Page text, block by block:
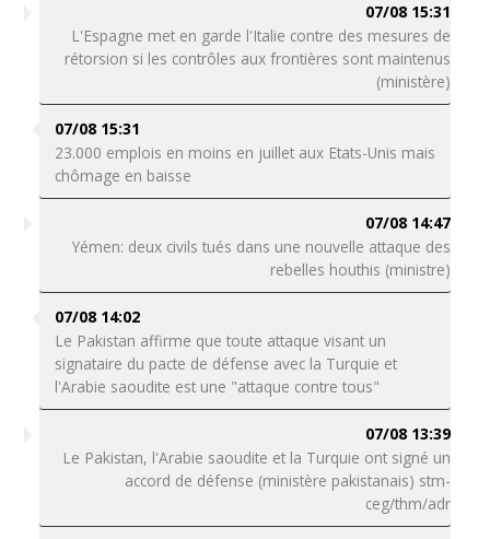
07/08 15:31
L'Espagne met en garde l'Italie contre des mesures de
rétorsion si les contrôles aux frontières sont maintenus
(ministère)
07/08 15:31
23.000 emplois en moins en juillet aux Etats-Unis mais
chômage en baisse
07/08 14:47
Yémen: deux civils tués dans une nouvelle attaque des
rebelles houthis (ministre)
07/08 14:02
Le Pakistan affirme que toute attaque visant un
signataire du pacte de défense avec la Turquie et
l'Arabie saoudite est une "attaque contre tous"
07/08 13:39
Le Pakistan, l'Arabie saoudite et la Turquie ont signé un
accord de défense (ministère pakistanais) stm-
ceg/thm/adr